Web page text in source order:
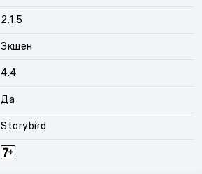
2.1.5
Экшен
4.4
Да
Storybird